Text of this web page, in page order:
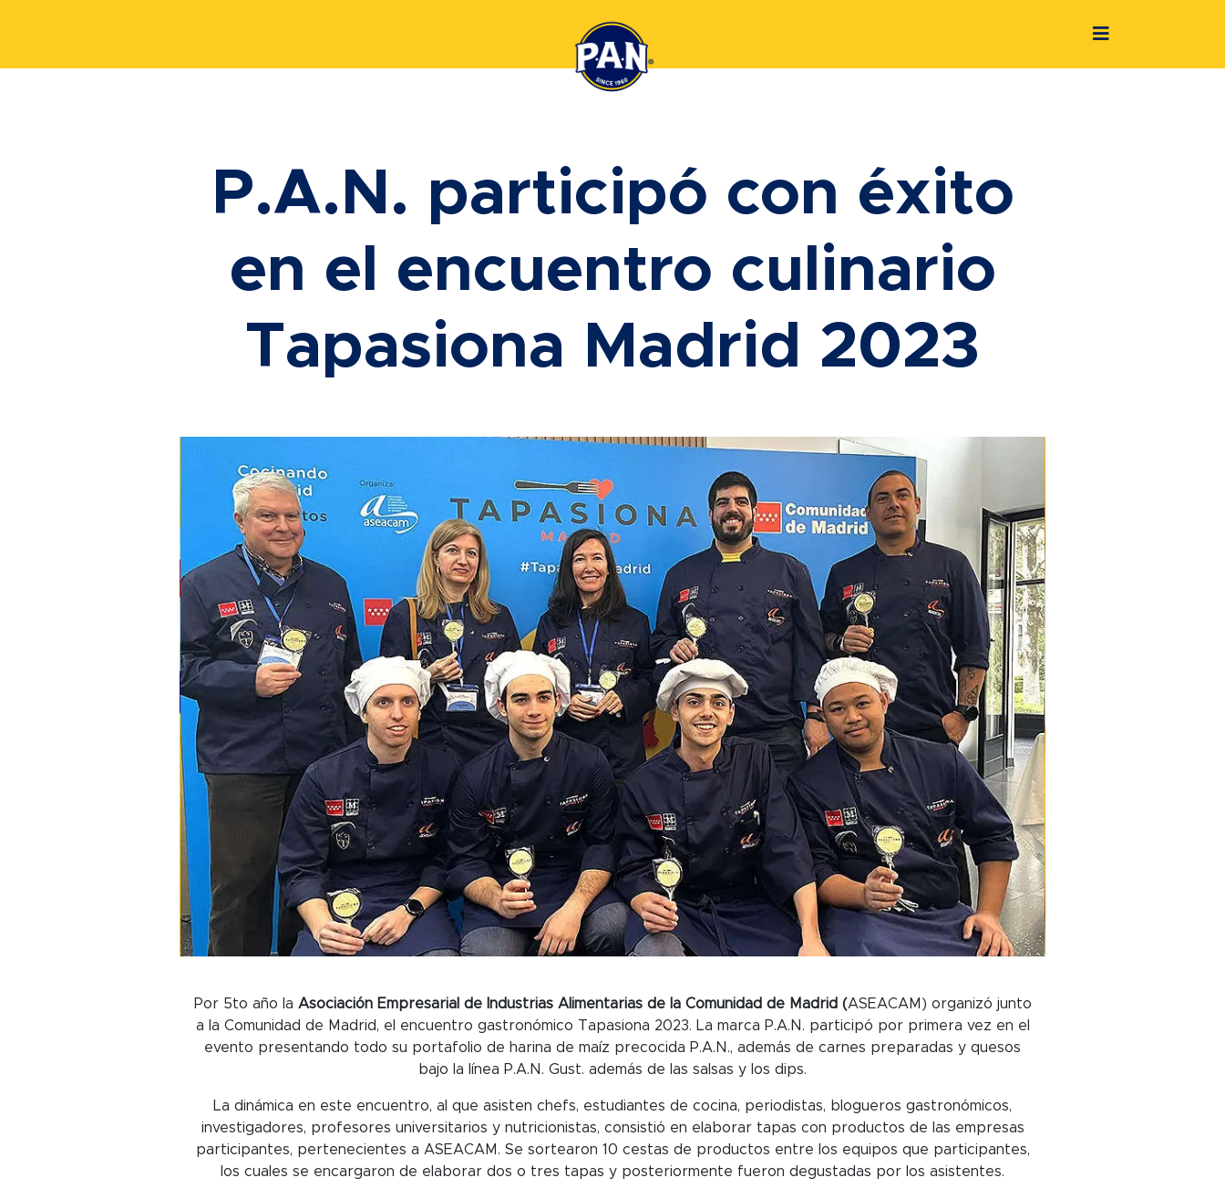
P.A.N. participó con éxito
en el encuentro culinario
Tapasiona Madrid 2023
Por 5to año la Asociación Empresarial de Industrias Alimentarias de la Comunidad de Madrid (ASEACAM) organizó junto
a la Comunidad de Madrid, el encuentro gastronómico Tapasiona 2023. La marca P.A.N. participó por primera vez en el
evento presentando todo su portafolio de harina de maíz precocida P.A.N., además de carnes preparadas y quesos
bajo la línea P.A.N. Gust. además de las salsas y los dips.
La dinámica en este encuentro, al que asisten chefs, estudiantes de cocina, periodistas, blogueros gastronómicos,
investigadores, profesores universitarios y nutricionistas, consistió en elaborar tapas con productos de las empresas
participantes, pertenecientes a ASEACAM. Se sortearon 10 cestas de productos entre los equipos que participantes,
los cuales se encargaron de elaborar dos o tres tapas y posteriormente fueron degustadas por los asistentes.